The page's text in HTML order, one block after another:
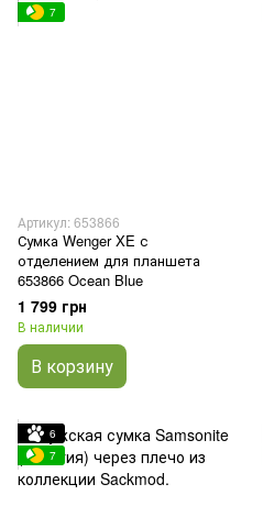
7
Артикул: 653866
Сумка Wenger XE с
отделением для планшета
653866 Ocean Blue
1 799 грн
В наличии
В корзину
6
7